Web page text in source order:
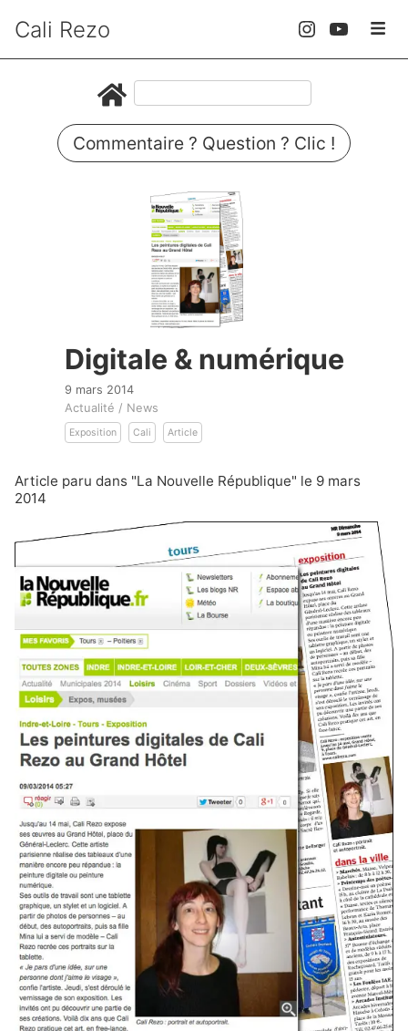
Cali Rezo
Commentaire ? Question ? Clic !
Digitale & numérique
9 mars 2014
Actualité / News
Exposition Cali Article
Article paru dans "La Nouvelle République" le 9 mars
2014